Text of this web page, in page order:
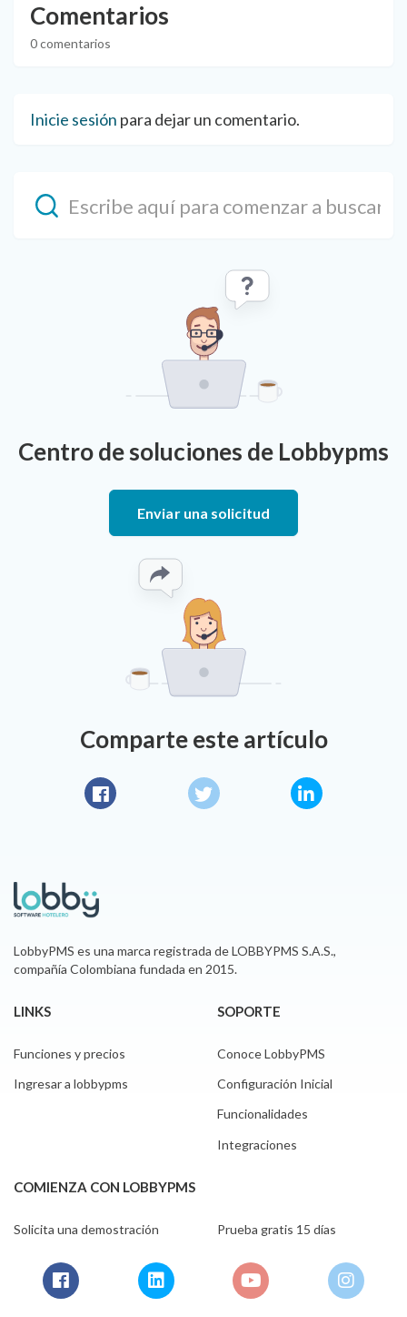
Comentarios
0 comentarios
Inicie sesión para dejar un comentario.
Centro de soluciones de Lobbypms
Enviar una solicitud
Comparte este artículo
Twitter LinkedIn
LobbyPMS es una marca registrada de LOBBYPMS S.A.S.,
compañía Colombiana fundada en 2015.
LINKS
Funciones y precios
Ingresar a lobbypms
SOPORTE
Conoce LobbyPMS
Configuración Inicial
Funcionalidades
Integraciones
COMIENZA CON LOBBYPMS
Solicita una demostración Prueba gratis 15 días